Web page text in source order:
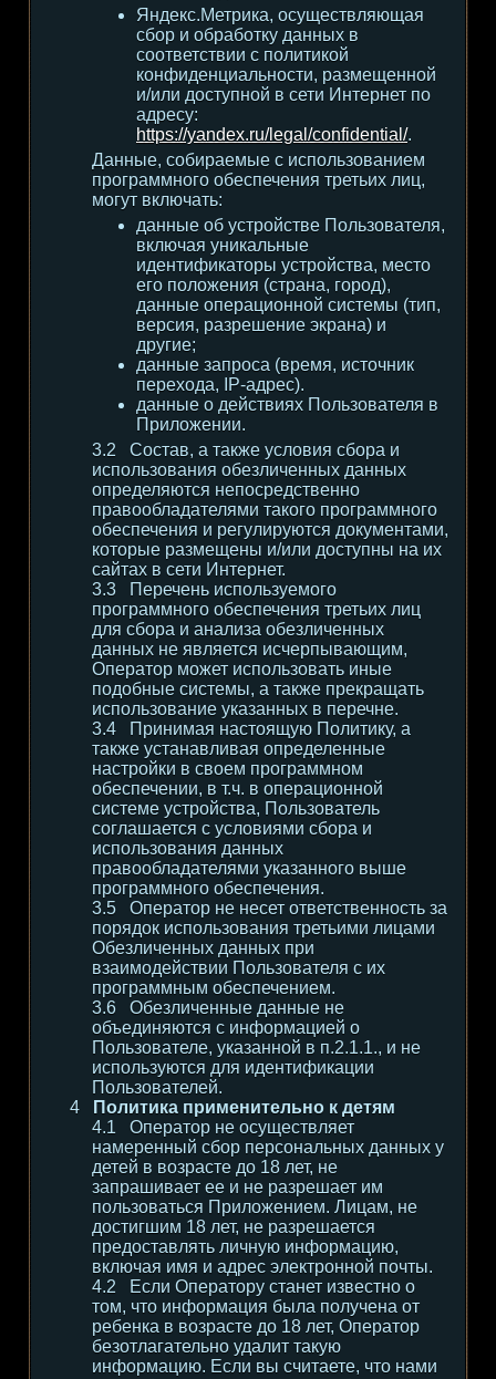
Яндекс.Метрика, осуществляющая
сбор и обработку данных в
соответствии с политикой
конфиденциальности, размещенной
и/или доступной в сети Интернет по
адресу:
https://yandex.ru/legal/confidential/.
Данные, собираемые с использованием
программного обеспечения третьих лиц,
могут включать:
данные об устройстве Пользователя,
включая уникальные
идентификаторы устройства, место
его положения (страна, город),
данные операционной системы (тип,
версия, разрешение экрана) и
другие;
данные запроса (время, источник
перехода, IP-адрес).
данные о действиях Пользователя в
Приложении.
Состав, а также условия сбора и
использования обезличенных данных
определяются непосредственно
правообладателями такого программного
обеспечения и регулируются документами,
которые размещены и/или доступны на их
сайтах в сети Интернет.
Перечень используемого
программного обеспечения третьих лиц
для сбора и анализа обезличенных
данных не является исчерпывающим,
Оператор может использовать иные
подобные системы, а также прекращать
использование указанных в перечне.
Принимая настоящую Политику, а
также устанавливая определенные
настройки в своем программном
обеспечении, в т.ч. в операционной
системе устройства, Пользователь
соглашается с условиями сбора и
использования данных
правообладателями указанного выше
программного обеспечения.
Оператор не несет ответственность за
порядок использования третьими лицами
Обезличенных данных при
взаимодействии Пользователя с их
программным обеспечением.
Обезличенные данные не
объединяются с информацией о
Пользователе, указанной в п.2.1.1., и не
используются для идентификации
Пользователей.
Политика применительно к детям
Оператор не осуществляет
намеренный сбор персональных данных у
детей в возрасте до 18 лет, не
запрашивает ее и не разрешает им
пользоваться Приложением. Лицам, не
достигшим 18 лет, не разрешается
предоставлять личную информацию,
включая имя и адрес электронной почты.
Если Оператору станет известно о
том, что информация была получена от
ребенка в возрасте до 18 лет, Оператор
безотлагательно удалит такую
информацию. Если вы считаете, что нами